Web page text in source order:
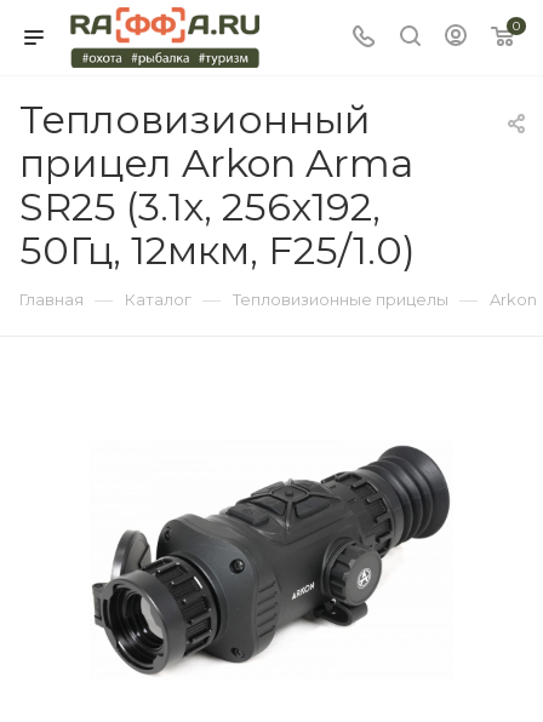
0
Тепловизионный
прицел Arkon Arma
SR25 (3.1x, 256x192,
50Гц, 12мкм, F25/1.0)
Главная — Каталог — Тепловизионные прицелы — Arkon